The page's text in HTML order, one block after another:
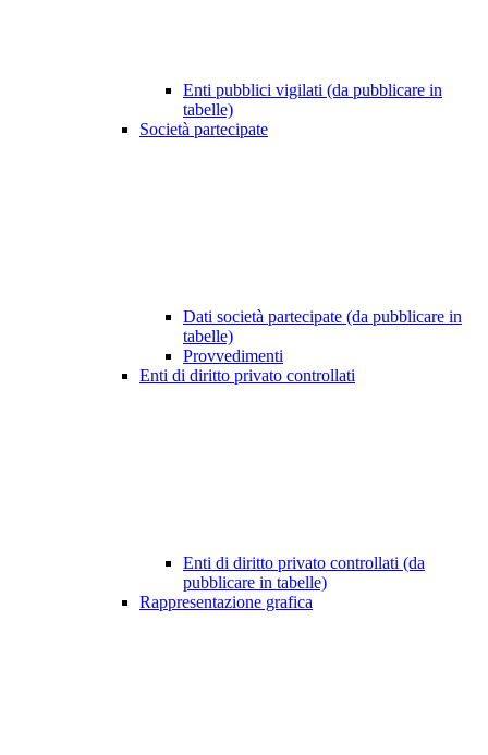
Enti pubblici vigilati (da pubblicare in
tabelle)
Società partecipate
Dati società partecipate (da pubblicare in
tabelle)
Provvedimenti
Enti di diritto privato controllati
Enti di diritto privato controllati (da
pubblicare in tabelle)
Rappresentazione grafica